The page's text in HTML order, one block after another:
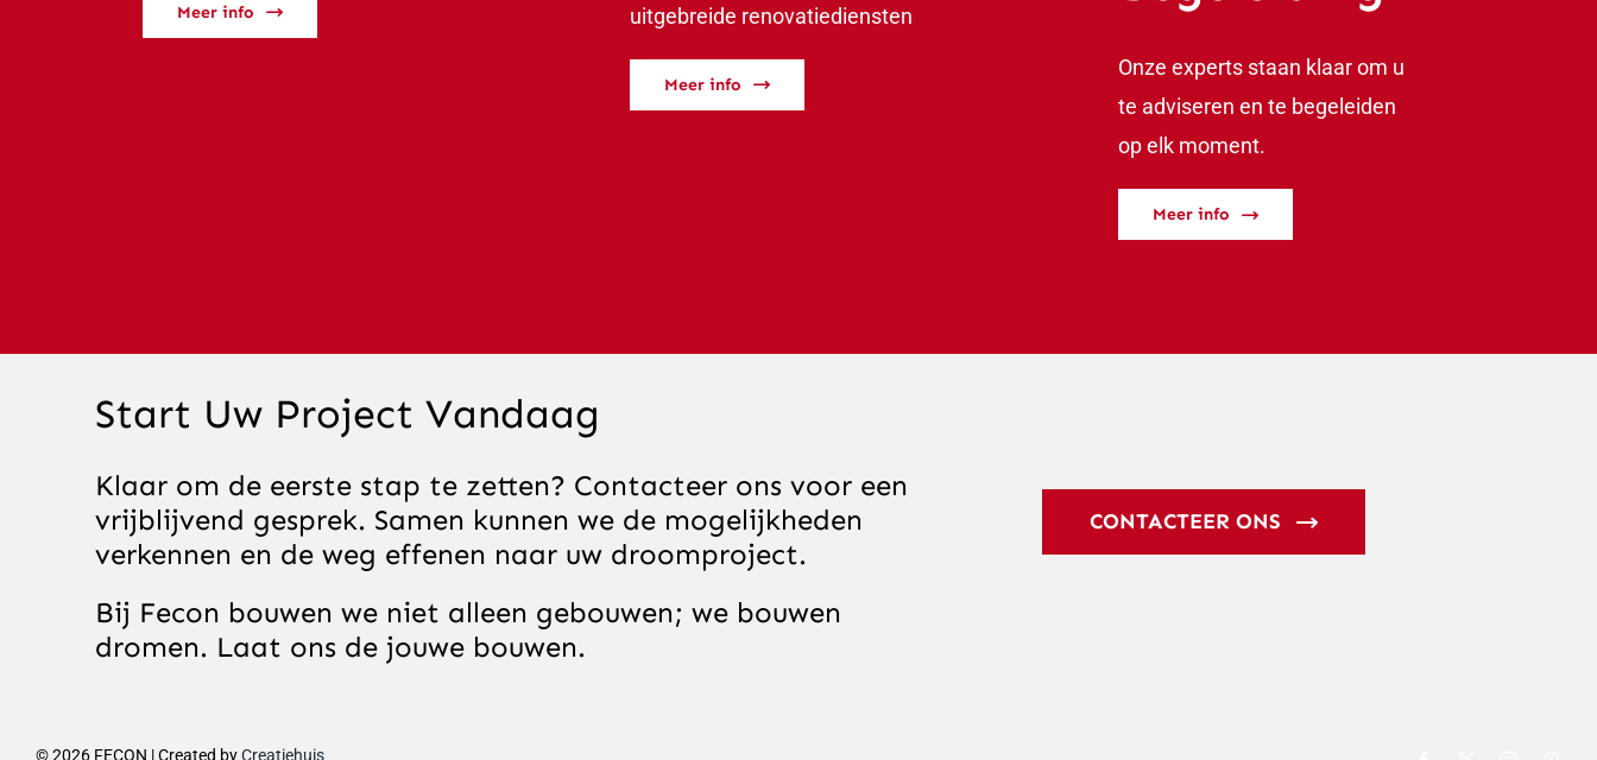
Meer info
uitgebreide renovatiediensten
Meer info
Onze experts staan klaar om u
te adviseren en te begeleiden
op elk moment.
Meer info
Start Uw Project Vandaag
Klaar om de eerste stap te zetten? Contacteer ons voor een
vrijblijvend gesprek. Samen kunnen we de mogelijkheden
verkennen en de weg effenen naar uw droomproject.
Bij Fecon bouwen we niet alleen gebouwen; we bouwen
dromen. Laat ons de jouwe bouwen.
CONTACTEER ONS
©2026 FECON | Created byCreatiehuis